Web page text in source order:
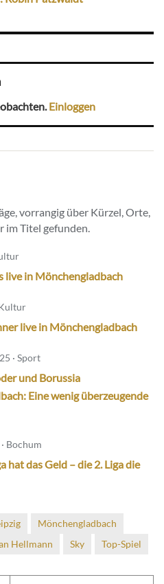
Einloggen
vorrangig über Kürzel, Orte,
im Titel gefunden.
live in Mönchengladbach
live in Mönchengladbach
· Sport
und Borussia
Eine wenig überzeugende
Bochum
hat das Geld – die 2. Liga die
Mönchengladbach
Hellmann Sky Top-Spiel